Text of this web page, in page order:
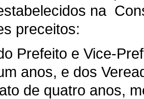
na
preceitos:
Prefeito e Vice-
anos, e dos
de quatro anos,